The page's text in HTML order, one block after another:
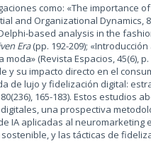
como: «The importance
and Organizational Dynamics,
based analysis in the
Era(pp. 192-209);
(Revista Espacios, 45(6),
y su impacto directo en el
de lujo y fidelización digital:
165-183). Estos estudios
una prospectiva
IA aplicadas al neuromarketing
y las tácticas de